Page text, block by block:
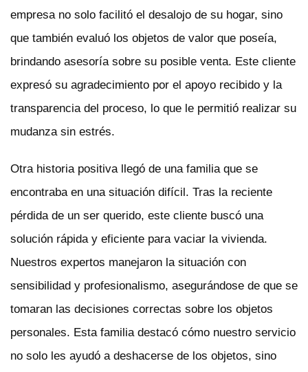
empresa no solo facilitó el desalojo de su hogar, sino
que también evaluó los objetos de valor que poseía,
brindando asesoría sobre su posible venta. Este cliente
expresó su agradecimiento por el apoyo recibido y la
transparencia del proceso, lo que le permitió realizar su
mudanza sin estrés.
Otra historia positiva llegó de una familia que se
encontraba en una situación difícil. Tras la reciente
pérdida de un ser querido, este cliente buscó una
solución rápida y eficiente para vaciar la vivienda.
Nuestros expertos manejaron la situación con
sensibilidad y profesionalismo, asegurándose de que se
tomaran las decisiones correctas sobre los objetos
personales. Esta familia destacó cómo nuestro servicio
no solo les ayudó a deshacerse de los objetos, sino